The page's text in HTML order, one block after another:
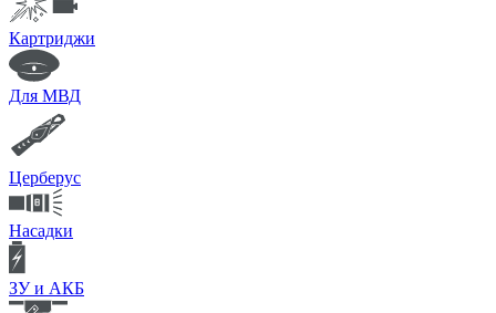
Картриджи
Для МВД
Церберус
Насадки
ЗУ и АКБ